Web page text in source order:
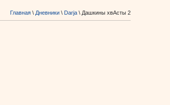
Главная \ Дневники \ Darja \ Дашкины хвАсты 2